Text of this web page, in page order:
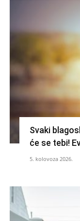
Svaki
će se tebi!
5. kolovoza 2026.